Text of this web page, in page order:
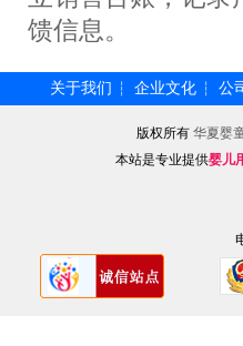
馈信息。
关于我们 ┆ 企业文化 ┆ 公
版权所有华夏婴
本站是专业提供婴儿